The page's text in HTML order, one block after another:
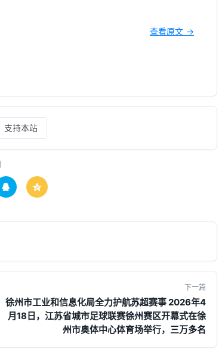
查看原文 →
支持本站
 
下一篇
徐州市工业和信息化局全力护航苏超赛事 2026年4
月18日，江苏省城市足球联赛徐州赛区开幕式在徐
州市奥体中心体育场举行，三万多名